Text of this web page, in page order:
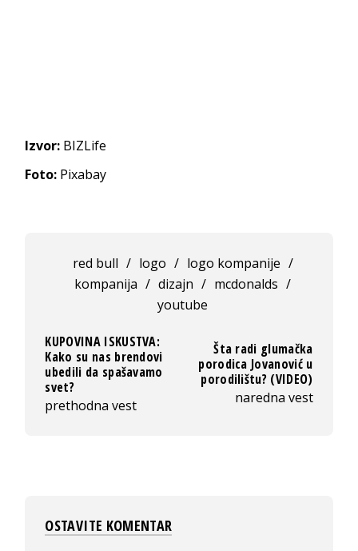
Izvor: BIZLife
Foto: Pixabay
red bull / logo / logo kompanije /
kompanija / dizajn / mcdonalds /
youtube
KUPOVINA ISKUSTVA:
Kako su nas brendovi
ubedili da spašavamo
svet?
prethodna vest
Šta radi glumačka
porodica Jovanović u
porodilištu? (VIDEO)
naredna vest
OSTAVITE KOMENTAR